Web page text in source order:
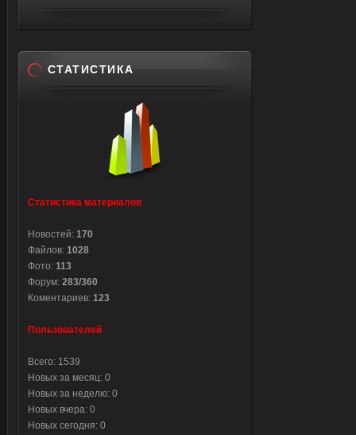
СТАТИСТИКА
Статистика материалов
Новостей: 170
Файлов: 1028
Фото: 113
Форум: 283/360
Коментариев: 123
Пользователей
Всего: 1539
Новых за месяц: 0
Новых за неделю: 0
Новых вчера: 0
Новых сегодня: 0